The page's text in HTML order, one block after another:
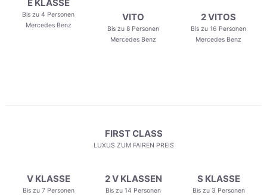
E KLASSE
Bis zu 4 Personen
Mercedes Benz
VITO
Bis zu 8 Personen
Mercedes Benz
2 VITOS
Bis zu 16 Personen
Mercedes Benz
FIRST CLASS
LUXUS ZUM FAIREN PREIS
V KLASSE
Bis zu 7 Personen
2 V KLASSEN
Bis zu 14 Personen
S KLASSE
Bis zu 3 Personen